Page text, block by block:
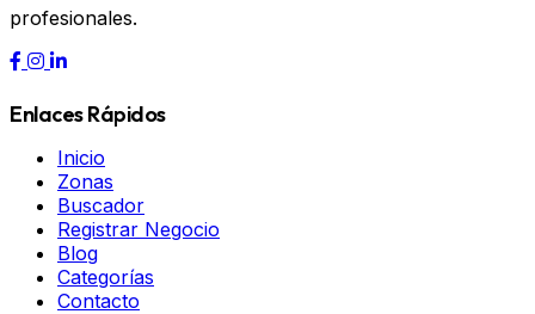
profesionales.
Enlaces Rápidos
Inicio
Zonas
Buscador
Registrar Negocio
Blog
Categorías
Contacto